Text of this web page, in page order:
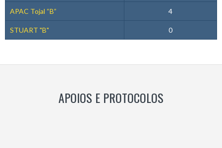
APAC Tojal “B” 4
STUART "B" 0
APOIOS E PROTOCOLOS